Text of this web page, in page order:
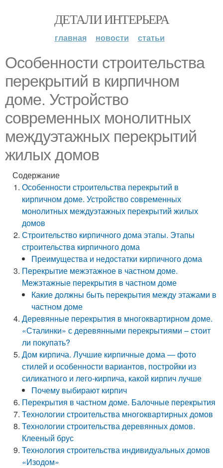
ДЕТАЛИ ИНТЕРЬЕРА
главная новости статьи
Особенности строительства
перекрытий в кирпичном
доме. Устройство
современных монолитных
междуэтажных перекрытий
жилых домов
Содержание
Особенности строительства перекрытий в
кирпичном доме. Устройство современных
монолитных междуэтажных перекрытий жилых
домов
Строительство кирпичного дома этапы. Этапы
строительствa кирпичного дома
Преимущества и недостатки кирпичного дома
Перекрытие межэтажное в частном доме.
Межэтажные перекрытия в частном доме
Какие должны быть перекрытия между этажами в
частном доме
Деревянные перекрытия в многоквартирном доме.
«Сталинки» с деревянными перекрытиями – стоит
ли покупать?
Дом кирпича. Лучшие кирпичные дома — фото
стилей и особенности вариантов, постройки из
силикатного и лего-кирпича, какой кирпич лучше
Почему выбирают кирпич
Перекрытия в частном доме. Балочные перекрытия
Технологии строительства многоквартирных домов
Технологии строительства деревянных домов.
Клееный брус
Технология строительства индивидуальных домов
«Изодом»